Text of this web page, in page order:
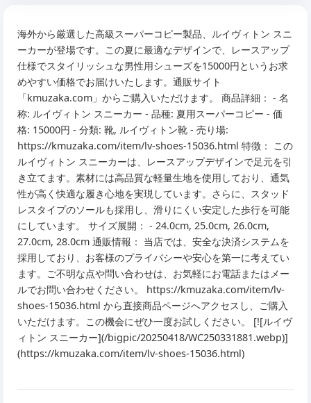
海外から厳選した高級スーパーコピー製品、ルイヴィトン スニ
ーカーが登場です。この夏に最適なデザインで、レースアップ
仕様でスタイリッシュな男性用シューズを15000円というお求
めやすい価格でお届けいたします。通販サイト
「kmuzaka.com」からご購入いただけます。 商品詳細： - 名
称: ルイヴィトン スニーカー - 品種: 夏用スーパーコピー - 価
格: 15000円 - 分類: 靴, ルイヴィトン靴 - 売り場:
https://kmuzaka.com/item/lv-shoes-15036.html 特徴： この
ルイヴィトン スニーカーは、レースアップデザインで足元を引
き立てます。素材には高品質な軽量生地を使用しており、通気
性が高く快適な履き心地を実現しています。さらに、スタッド
レスタイプのソールも採用し、滑りにくい安定した歩行を可能
にしています。 サイズ展開： - 24.0cm, 25.0cm, 26.0cm,
27.0cm, 28.0cm 通販情報： 当店では、安全な決済システムを
採用しており、お客様のプライバシーや安心を第一に考えてい
ます。ご不明な点や問い合わせは、お気軽にお電話またはメー
ルでお問い合わせください。 https://kmuzaka.com/item/lv-
shoes-15036.html から直接商品ページへアクセスし、ご購入
いただけます。この機会にぜひ一度お試しください。 [![ルイヴ
ィトン スニーカー](/bigpic/20250418/WC250331881.webp)]
(https://kmuzaka.com/item/lv-shoes-15036.html)